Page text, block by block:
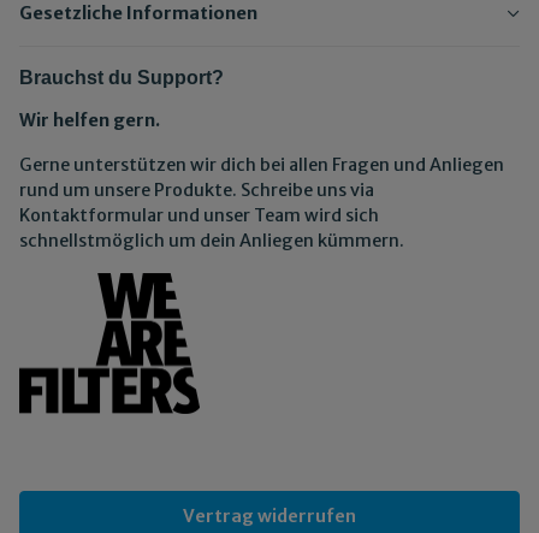
Gesetzliche Informationen
Brauchst du Support?
Wir helfen gern.
Gerne unterstützen wir dich bei allen Fragen und Anliegen
rund um unsere Produkte. Schreibe uns via
Kontaktformular und unser Team wird sich
schnellstmöglich um dein Anliegen kümmern.
Vertrag widerrufen